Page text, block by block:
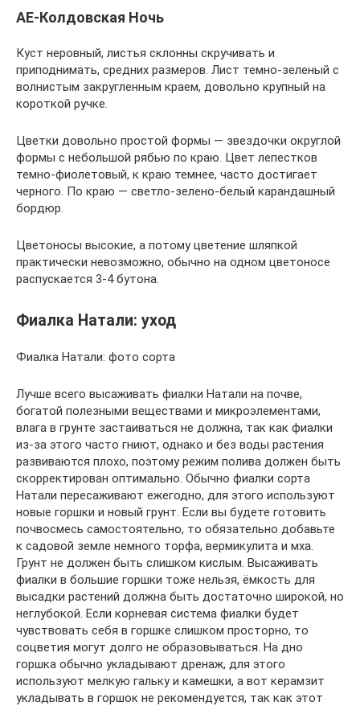
АЕ-Колдовская Ночь
Куст неровный, листья склонны скручивать и
приподнимать, средних размеров. Лист темно-зеленый с
волнистым закругленным краем, довольно крупный на
короткой ручке.
Цветки довольно простой формы — звездочки округлой
формы с небольшой рябью по краю. Цвет лепестков
темно-фиолетовый, к краю темнее, часто достигает
черного. По краю — светло-зелено-белый карандашный
бордюр.
Цветоносы высокие, а потому цветение шляпкой
практически невозможно, обычно на одном цветоносе
распускается 3-4 бутона.
Фиалка Натали: уход
Фиалка Натали: фото сорта
Лучше всего высаживать фиалки Натали на почве,
богатой полезными веществами и микроэлементами,
влага в грунте застаиваться не должна, так как фиалки
из-за этого часто гниют, однако и без воды растения
развиваются плохо, поэтому режим полива должен быть
скорректирован оптимально. Обычно фиалки сорта
Натали пересаживают ежегодно, для этого используют
новые горшки и новый грунт. Если вы будете готовить
почвосмесь самостоятельно, то обязательно добавьте
к садовой земле немного торфа, вермикулита и мха.
Грунт не должен быть слишком кислым. Высаживать
фиалки в большие горшки тоже нельзя, ёмкость для
высадки растений должна быть достаточно широкой, но
неглубокой. Если корневая система фиалки будет
чувствовать себя в горшке слишком просторно, то
соцветия могут долго не образовываться. На дно
горшка обычно укладывают дренаж, для этого
используют мелкую гальку и камешки, а вот керамзит
укладывать в горшок не рекомендуется, так как этот